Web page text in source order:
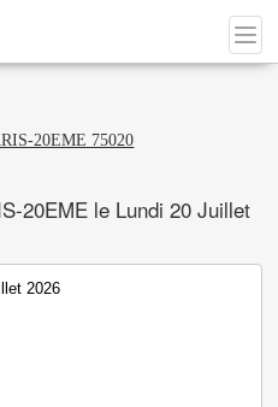
20EME 75020
20EME le Lundi 20 Juillet
2026